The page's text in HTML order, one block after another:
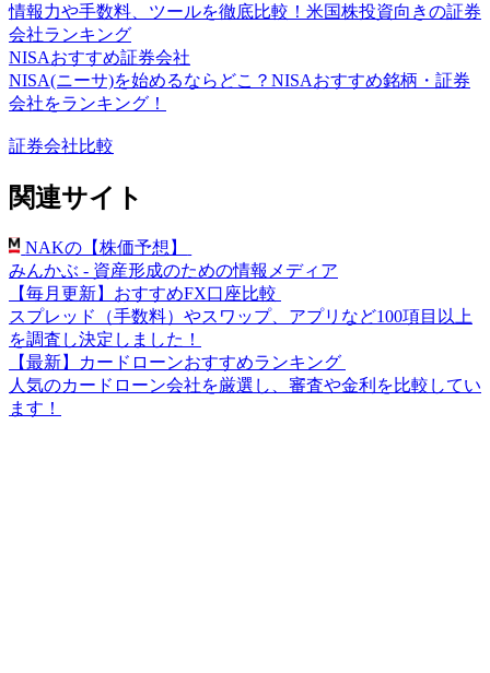
情報力や手数料、ツールを徹底比較！米国株投資向きの証券
会社ランキング
NISAおすすめ証券会社
NISA(ニーサ)を始めるならどこ？NISAおすすめ銘柄・証券
会社をランキング！
証券会社比較
関連サイト
NAKの【株価予想】
みんかぶ - 資産形成のための情報メディア
【毎月更新】おすすめFX口座比較
スプレッド（手数料）やスワップ、アプリなど100項目以上
を調査し決定しました！
【最新】カードローンおすすめランキング
人気のカードローン会社を厳選し、審査や金利を比較してい
ます！